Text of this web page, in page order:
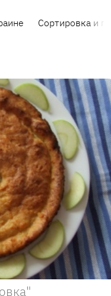
Сортировка и